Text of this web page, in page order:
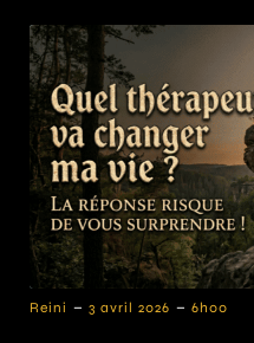
Reini - 3 avril 2026 - 6h00